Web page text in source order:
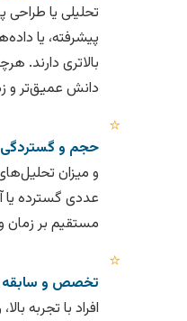
تحلیلی یا طراحی
پیشرفته، یا
بالاتری دارند.
دانش عمیق‌تر و
⭐
حجم و گستردگی
و میزان
عددی گسترده یا
مستقیم بر زمان
⭐
تخصص و سابقه
افراد با تجربه